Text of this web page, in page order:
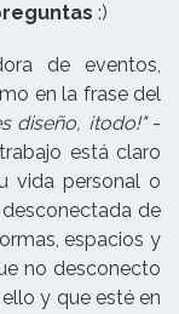
:)
de eventos,
en la frase del
diseño, ¡todo!"-
está claro
vida personal o
de
espacios y
no desconecto
y que esté en